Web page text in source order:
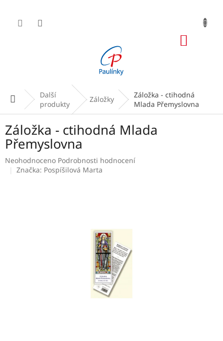
obsah
Domů Další
produkty
Záložky
Záložka - ctihodná
Mlada Přemyslovna
Záložka - ctihodná Mlada
Přemyslovna
Průměrné
hodnocení
Neohodnoceno Podrobnosti hodnocení
Značka: Pospíšilová Marta